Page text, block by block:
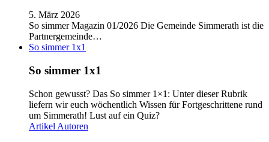
5. März 2026
So simmer Magazin 01/2026 Die Gemeinde Simmerath ist die
Partnergemeinde…
So simmer 1x1
So simmer 1x1
Schon gewusst? Das So simmer 1×1: Unter dieser Rubrik
liefern wir euch wöchentlich Wissen für Fortgeschrittene rund
um Simmerath! Lust auf ein Quiz?
Artikel Autoren